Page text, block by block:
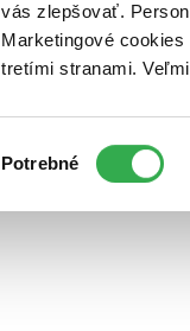
vás zlepšovať.
Marketingové
tretími stranami.
súhlasu
Potrebné